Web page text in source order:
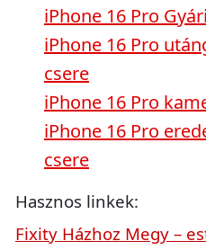
iPhone 16 Pro
iPhone 16 Pro
csere
iPhone 16 Pro
iPhone 16 Pro
csere
Hasznos linkek:
Fixity Házhoz Megy –